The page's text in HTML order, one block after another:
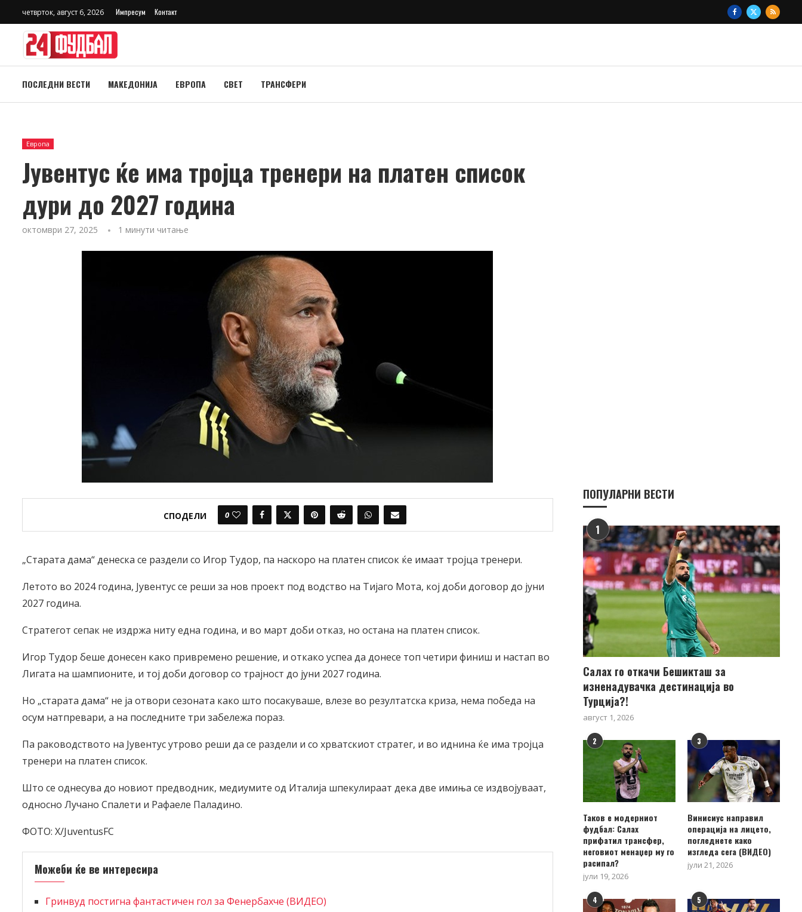
четврток, август 6, 2026 Импресум Контакт
ПОСЛЕДНИ ВЕСТИ МАКЕДОНИЈА ЕВРОПА СВЕТ ТРАНСФЕРИ
Европа
Јувентус ќе има тројца тренери на платен список
дури до 2027 година
октомври 27, 2025 1 минути читање
СПОДЕЛИ 0
„Старата дама“ денеска се раздели со Игор Тудор, па наскоро на платен список ќе имаат тројца тренери.
Летото во 2024 година, Јувентус се реши за нов проект под водство на Тијаго Мота, кој доби договор до јуни
2027 година.
Стратегот сепак не издржа ниту една година, и во март доби отказ, но остана на платен список.
Игор Тудор беше донесен како привремено решение, и откако успеа да донесе топ четири финиш и настап во
Лигата на шампионите, и тој доби договор со трајност до јуни 2027 година.
Но „старата дама“ не ја отвори сезоната како што посакуваше, влезе во резултатска криза, нема победа на
осум натпревари, а на последните три забележа пораз.
Па раководството на Јувентус утрово реши да се раздели и со хрватскиот стратег, и во иднина ќе има тројца
тренери на платен список.
Што се однесува до новиот предводник, медиумите од Италија шпекулираат дека две имиња се издвојуваат,
односно Лучано Спалети и Рафаеле Паладино.
ФОТО: X/JuventusFC
Можеби ќе ве интересира
Гринвуд постигна фантастичен гол за Фенербахче (ВИДЕО)
ПОПУЛАРНИ ВЕСТИ
1
Салах го откачи Бешикташ за
изненадувачка дестинација во
Турција?!
август 1, 2026
2
Таков е модерниот
фудбал: Салах
прифатил трансфер,
неговиот менаџер му го
расипал?
јули 19, 2026
3
Винисиус направил
операција на лицето,
погледнете како
изгледа сега (ВИДЕО)
јули 21, 2026
4 5